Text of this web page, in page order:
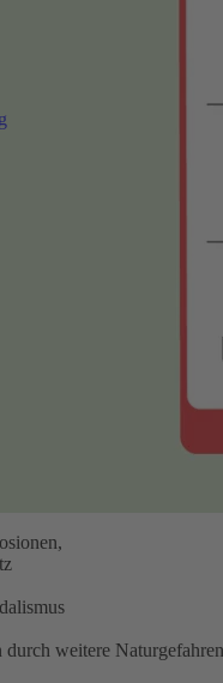
durch weitere Naturgefahren